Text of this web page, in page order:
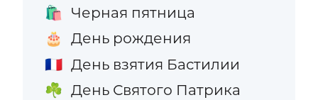
🛍️ Черная пятница
🎂 День рождения
🇫🇷 День взятия Бастилии
☘️ День Святого Патрика